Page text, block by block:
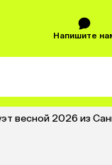
Напишите
весной 2026 из